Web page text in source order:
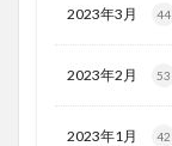
2023年3月 44
2023年2月 53
2023年1月 42